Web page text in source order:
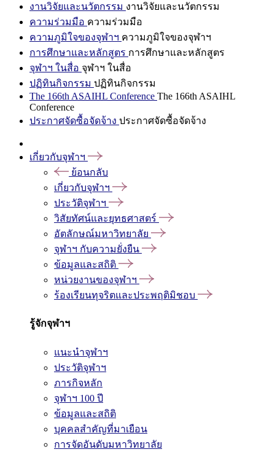
งานวิจัยและนวัตกรรม งานวิจัยและนวัตกรรม
ความร่วมมือ ความร่วมมือ
ความภูมิใจของจุฬาฯ ความภูมิใจของจุฬาฯ
การศึกษาและหลักสูตร การศึกษาและหลักสูตร
จุฬาฯ ในสื่อ จุฬาฯ ในสื่อ
ปฏิทินกิจกรรม ปฏิทินกิจกรรม
The 166th ASAIHL Conference The 166th ASAIHL
Conference
ประกาศจัดซื้อจัดจ้าง ประกาศจัดซื้อจัดจ้าง
เกี่ยวกับจุฬาฯ
ย้อนกลับ
เกี่ยวกับจุฬาฯ
ประวัติจุฬาฯ
วิสัยทัศน์และยุทธศาสตร์
อัตลักษณ์มหาวิทยาลัย
จุฬาฯ กับความยั่งยืน
ข้อมูลและสถิติ
หน่วยงานของจุฬาฯ
ร้องเรียนทุจริตและประพฤติมิชอบ
รู้จักจุฬาฯ
แนะนำจุฬาฯ
ประวัติจุฬาฯ
ภารกิจหลัก
จุฬาฯ 100 ปี
ข้อมูลและสถิติ
บุคคลสำคัญที่มาเยือน
การจัดอันดับมหาวิทยาลัย